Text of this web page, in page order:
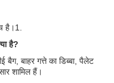
है।1.
है?
बाहर गत्ते का डिब्बा, पैलेट
शामिल हैं।